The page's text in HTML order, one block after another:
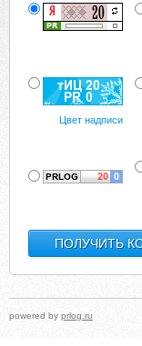
Цвет надписи
powered by prlog.ru